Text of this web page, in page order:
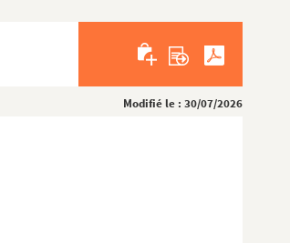
Modifié le : 30/07/2026